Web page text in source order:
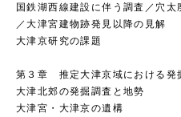
国鉄湖西線建設に伴う調査／穴
／大津宮建物跡発見以降の見解
大津京研究の課題
第３章 推定大津京域における発
大津北郊の発掘調査と地勢
大津宮・大津京の遺構